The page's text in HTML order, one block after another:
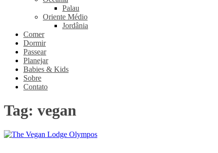
Palau
Oriente Médio
Jordânia
Comer
Dormir
Passear
Planejar
Babies & Kids
Sobre
Contato
Tag: vegan